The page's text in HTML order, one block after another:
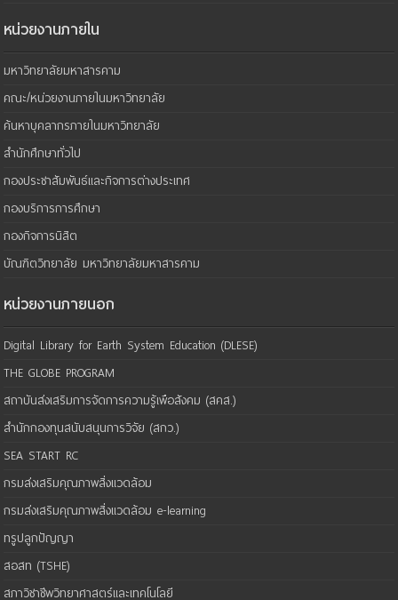
หน่วยงานภายใน
มหาวิทยาลัยมหาสารคาม
คณะ/หน่วยงานภายในมหาวิทยาลัย
ค้นหาบุคลากรภายในมหาวิทยาลัย
สำนักศึกษาทั่วไป
กองประชาสัมพันธ์และกิจการต่างประเทศ
กองบริการการศึกษา
กองกิจการนิสิต
บัณฑิตวิทยาลัย มหาวิทยาลัยมหาสารคาม
หน่วยงานภายนอก
Digital Library for Earth System Education (DLESE)
THE GLOBE PROGRAM
สถาบันส่งเสริมการจัดการความรู้เพือสังคม (สคส.)
สำนักกองทุนสนับสนุนการวิจัย (สกว.)
SEA START RC
กรมส่งเสริมคุณภาพสิ่งแวดล้อม
กรมส่งเสริมคุณภาพสิ่งแวดล้อม e-learning
ทรูปลูกปัญญา
สอสท (TSHE)
สภาวิชาชีพวิทยาศาสตร์และเทคโนโลยี